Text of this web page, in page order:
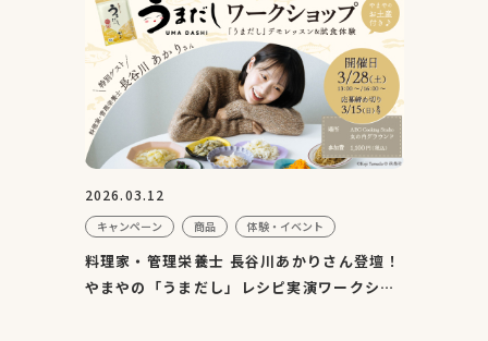
2026.03.12
キャンペーン 商品 体験・イベント
料理家・管理栄養士 長谷川あかりさん登壇！
やまやの「うまだし」レシピ実演ワークショ